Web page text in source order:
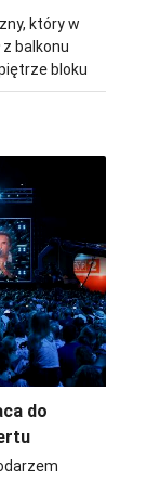
który w
z balkonu
bloku
do